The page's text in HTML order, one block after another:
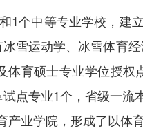
1个中等专业学校，建
雪运动学、冰雪体育
育硕士专业学位授
点专业1个，省级一
业学院，形成了以体